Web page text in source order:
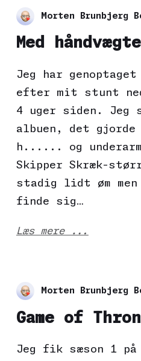
Morten Brunbjerg
Med
Jeg har
efter mit stunt
4 uger siden.
albuen, det
h...... og
Skipper Skræk-
stadig lidt øm men
finde sig…
Læs mere ...
Morten Brunbjerg
Game of
Jeg fik sæson 1